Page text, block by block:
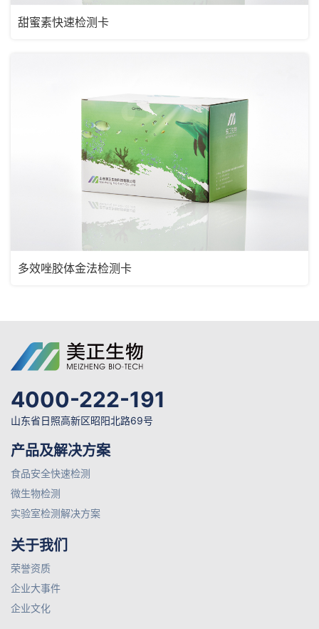
甜蜜素快速检测卡
多效唑胶体金法检测卡
4000-222-191
山东省日照高新区昭阳北路69号
产品及解决方案
食品安全快速检测
微生物检测
实验室检测解决方案
关于我们
荣誉资质
企业大事件
企业文化